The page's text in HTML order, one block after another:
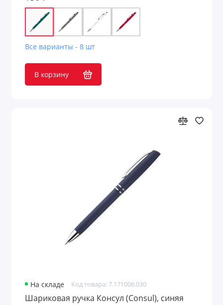
Все варианты - 8 шт
В корзину
На складе Код товара: 7.171006.030
Шариковая ручка Консул (Consul), синяя